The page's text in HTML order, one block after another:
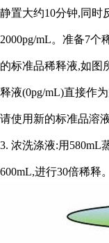
静置大约10分钟,同时
2000pg/mL。准备7个
的标准品稀释液,如图
释液(0pg/mL)直接作
请使用新的标准品溶液
3. 浓洗涤液:用580mL
600mL,进行30倍稀释。